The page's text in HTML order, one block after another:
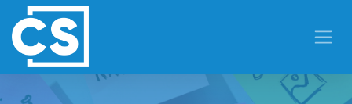
Se rendre au contenu